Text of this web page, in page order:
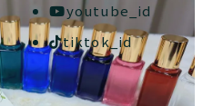
youtube_id
tiktok_id